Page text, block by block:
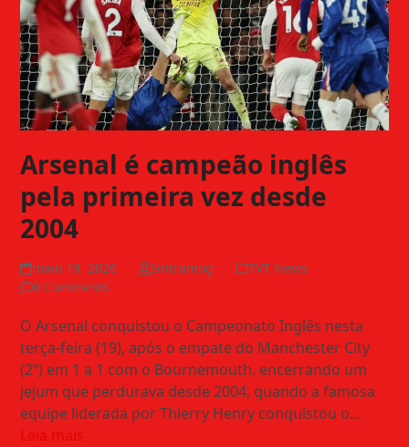
Arsenal é campeão inglês
pela primeira vez desde
2004
maio 19, 2026 Sintramog
TVT News
0 Comments
O Arsenal conquistou o Campeonato Inglês nesta
terça-feira (19), após o empate do Manchester City
(2º) em 1 a 1 com o Bournemouth, encerrando um
jejum que perdurava desde 2004, quando a famosa
equipe liderada por Thierry Henry conquistou o…
Leia mais